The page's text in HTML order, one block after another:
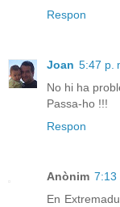
Respon
Joan 5:47 p.
No hi ha
Passa-ho !!!
Respon
Anònim 7:13
En